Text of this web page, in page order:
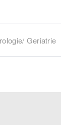
Geriatrie